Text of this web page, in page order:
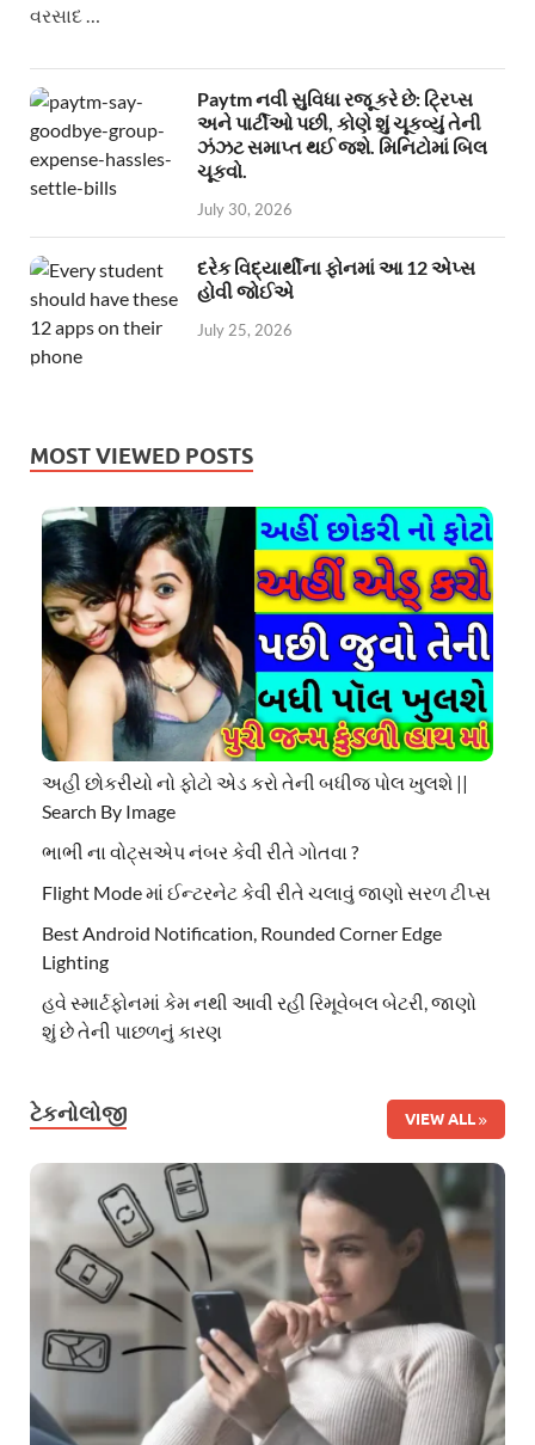
વરસાદ …
Paytm નવી સુવિધા રજૂ કરે છે: ટ્રિપ્સ
અને પાર્ટીઓ પછી, કોણે શું ચૂકવ્યું તેની
ઝંઝટ સમાપ્ત થઈ જશે. મિનિટોમાં બિલ
ચૂકવો.
July 30, 2026
દરેક વિદ્યાર્થીના ફોનમાં આ 12 એપ્સ
હોવી જોઈએ
July 25, 2026
MOST VIEWED POSTS
અહી છોકરીયો નો ફોટો એડ કરો તેની બધીજ પોલ ખુલશે ||
Search By Image
ભાભી ના વોટ્સએપ નંબર કેવી રીતે ગોતવા ?
Flight Mode માં ઈન્ટરનેટ કેવી રીતે ચલાવું જાણો સરળ ટીપ્સ
Best Android Notification, Rounded Corner Edge
Lighting
હવે સ્માર્ટફોનમાં કેમ નથી આવી રહી રિમૂવેબલ બેટરી, જાણો
શું છે તેની પાછળનું કારણ
ટેકનોલોજી VIEW ALL